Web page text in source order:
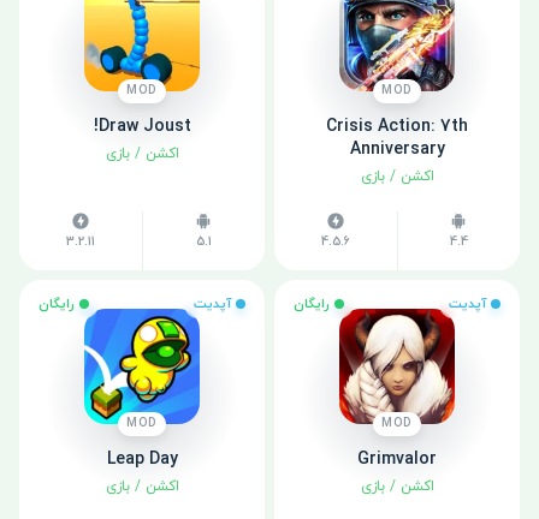
MOD
Crisis Action: 7th
Anniversary
اکشن /بازی
4.4
4.5.6
MOD
Draw Joust!
اکشن /بازی
5.1
3.2.11
آپدیت رایگان
MOD
Grimvalor
اکشن /بازی
آپدیت رایگان
MOD
Leap Day
اکشن /بازی